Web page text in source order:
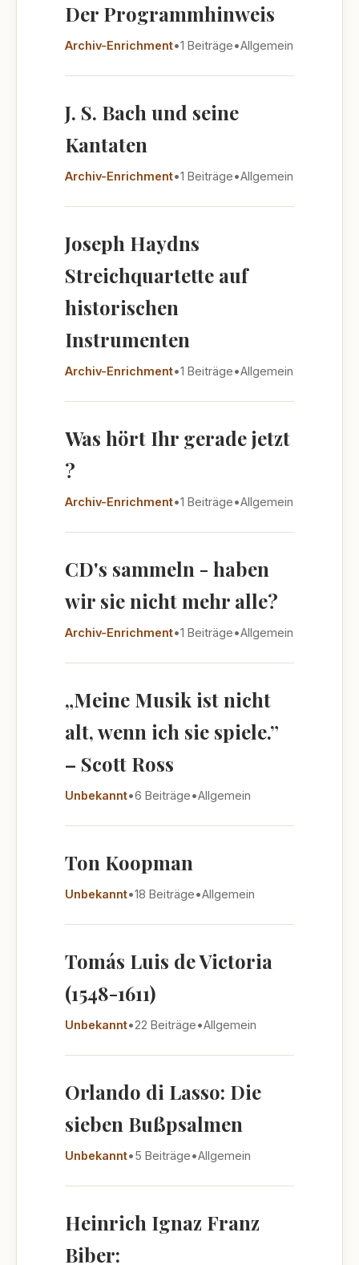
Der Programmhinweis
Archiv-Enrichment•1 Beiträge•Allgemein
J. S. Bach und seine
Kantaten
Archiv-Enrichment•1 Beiträge•Allgemein
Joseph Haydns
Streichquartette auf
historischen
Instrumenten
Archiv-Enrichment•1 Beiträge•Allgemein
Was hört Ihr gerade jetzt
?
Archiv-Enrichment•1 Beiträge•Allgemein
CD's sammeln - haben
wir sie nicht mehr alle?
Archiv-Enrichment•1 Beiträge•Allgemein
„Meine Musik ist nicht
alt, wenn ich sie spiele.”
– Scott Ross
Unbekannt•6 Beiträge•Allgemein
Ton Koopman
Unbekannt•18 Beiträge•Allgemein
Tomás Luis de Victoria
(1548-1611)
Unbekannt•22 Beiträge•Allgemein
Orlando di Lasso: Die
sieben Bußpsalmen
Unbekannt•5 Beiträge•Allgemein
Heinrich Ignaz Franz
Biber: